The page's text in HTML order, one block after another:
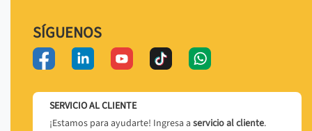
SÍGUENOS
SERVICIO AL CLIENTE
¡Estamos para ayudarte! Ingresa a servicio al cliente.